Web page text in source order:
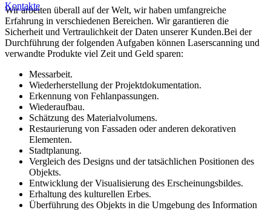
Kontakte
Wir arbeiten überall auf der Welt, wir haben umfangreiche
Erfahrung in verschiedenen Bereichen. Wir garantieren die
Sicherheit und Vertraulichkeit der Daten unserer Kunden.Bei der
Durchführung der folgenden Aufgaben können Laserscanning und
verwandte Produkte viel Zeit und Geld sparen:
Messarbeit.
Wiederherstellung der Projektdokumentation.
Erkennung von Fehlanpassungen.
Wiederaufbau.
Schätzung des Materialvolumens.
Restaurierung von Fassaden oder anderen dekorativen
Elementen.
Stadtplanung.
Vergleich des Designs und der tatsächlichen Positionen des
Objekts.
Entwicklung der Visualisierung des Erscheinungsbildes.
Erhaltung des kulturellen Erbes.
Überführung des Objekts in die Umgebung des Information